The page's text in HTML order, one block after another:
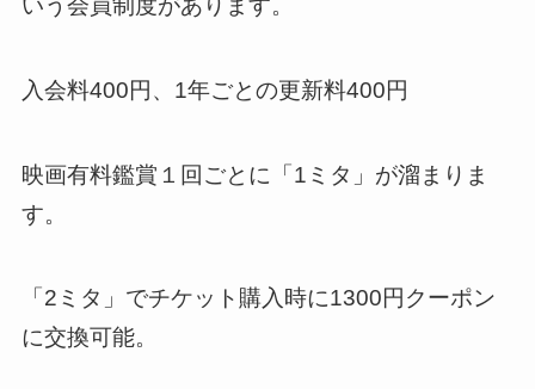
いう会員制度があります。
入会料400円、1年ごとの更新料400円
映画有料鑑賞１回ごとに「1ミタ」が溜まりま
す。
「2ミタ」でチケット購入時に1300円クーポン
に交換可能。